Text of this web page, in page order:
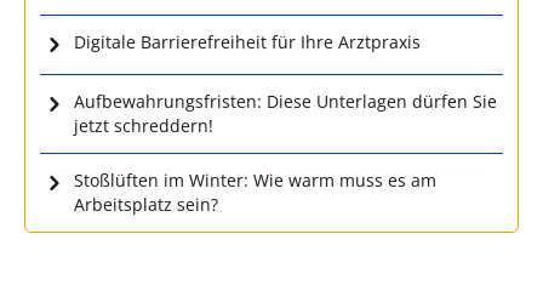
Digitale Barrierefreiheit für Ihre Arztpraxis
Aufbewahrungsfristen: Diese Unterlagen dürfen Sie
jetzt schreddern!
Stoßlüften im Winter: Wie warm muss es am
Arbeitsplatz sein?